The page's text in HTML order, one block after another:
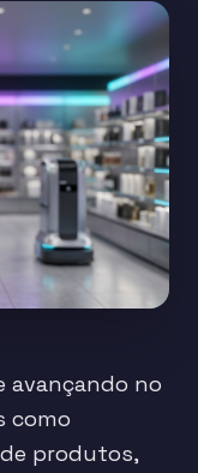
avançando no
como
produtos,